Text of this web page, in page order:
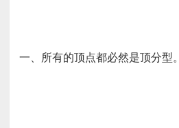
一、所有的顶点都必然是顶分型。